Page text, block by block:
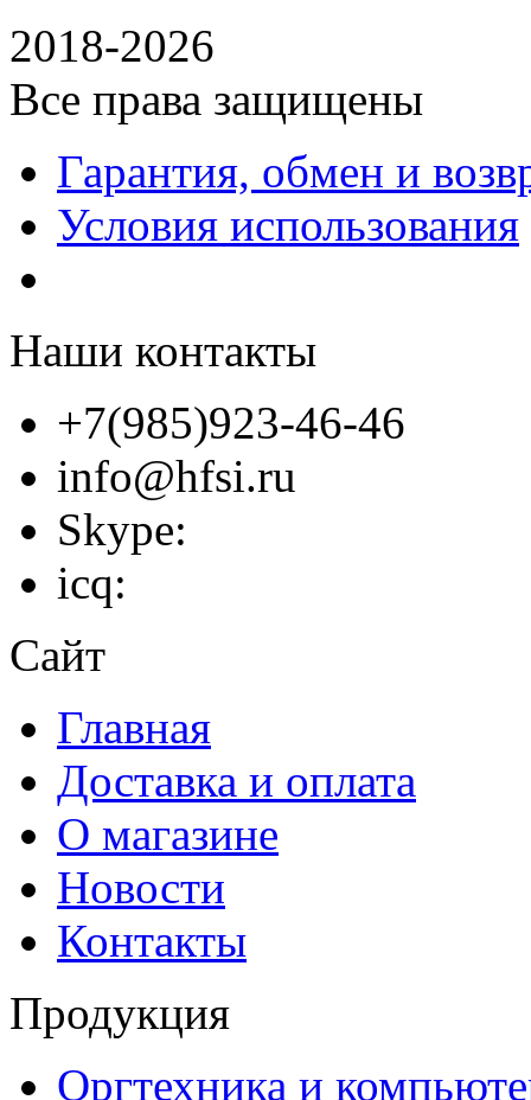
2018-2026
Все права защищены
Гарантия, обмен и
Условия использования
Наши контакты
+7(985)923-46-46
info@hfsi.ru
Skype:
icq:
Сайт
Главная
Доставка и оплата
О магазине
Новости
Контакты
Продукция
Оргтехника и